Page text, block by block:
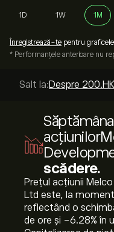
1D 1W 1M
Înregistrează-te pentru
* Performanțele anterioare nu
Salt la:Despre
scădere.
Prețul acțiunii
Ltd este, la
reflectând o
de ore și ‎-6.28‎% în